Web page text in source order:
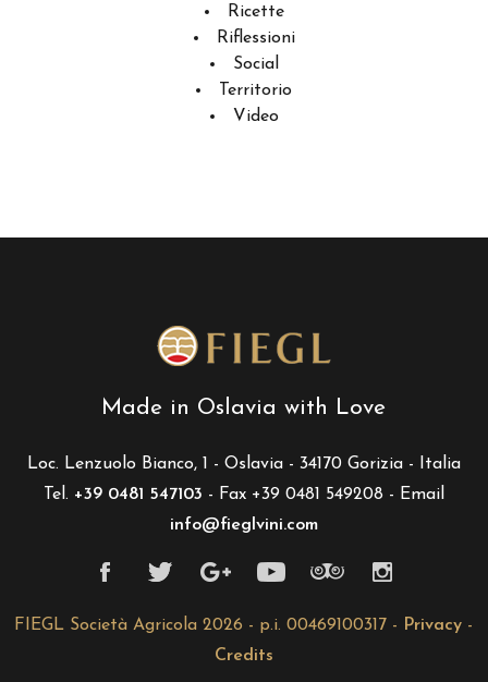
Ricette
Riflessioni
Social
Territorio
Video
Made in Oslavia with Love
Loc. Lenzuolo Bianco, 1 - Oslavia - 34170 Gorizia - Italia
Tel. +39 0481 547103 - Fax +39 0481 549208 - Email
info@fieglvini.com
FIEGL Società Agricola 2026 - p.i. 00469100317 - Privacy -
Credits